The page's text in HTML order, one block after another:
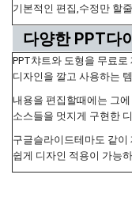
기본적인 편집,수정만 할
다양한 PPT다
PPT챠트와 도형을 무료
디자인을 깔고 사용하는
내용을 편집할때에는 그
소스들을 멋지게 구현한
구글슬라이드테마도 같이
쉽게 디자인 적용이 가능